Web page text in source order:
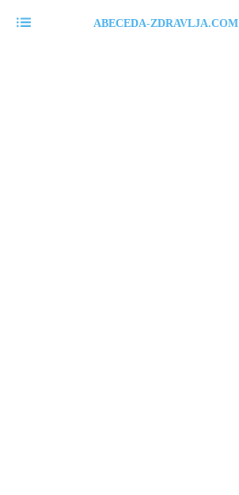
ABECEDA-ZDRAVLJA.COM